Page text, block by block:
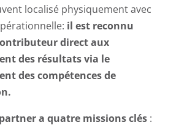
localisé physiquement avec
il est reconnu
direct aux
des résultats via le
des compétences de
a quatre missions clés: